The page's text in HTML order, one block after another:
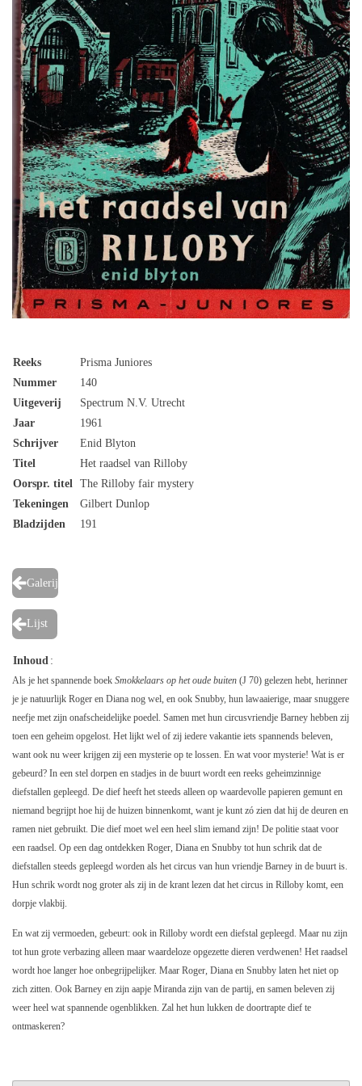
Reeks
Prisma Juniores
Nummer
140
Uitgeverij
Spectrum N.V. Utrecht
Jaar
1961
Schrijver
Enid Blyton
Titel
Het raadsel van Rilloby
Oorspr. titel The Rilloby fair mystery
Tekeningen
Gilbert Dunlop
Bladzijden
191
Galerij
Lijst
Inhoud :
Als je het spannende boek Smokkelaars op het oude buiten (J 70) gelezen hebt, herinner
je je natuurlijk Roger en Diana nog wel, en ook Snubby, hun lawaaierige, maar snuggere
neefje met zijn onafscheidelijke poedel. Samen met hun circusvriendje Barney hebben zij
toen een geheim opgelost. Het lijkt wel of zij iedere vakantie iets spannends beleven,
want ook nu weer krijgen zij een mysterie op te lossen. En wat voor mysterie! Wat is er
gebeurd? In een stel dorpen en stadjes in de buurt wordt een reeks geheimzinnige
diefstallen gepleegd. De dief heeft het steeds alleen op waardevolle papieren gemunt en
niemand begrijpt hoe hij de huizen binnenkomt, want je kunt zó zien dat hij de deuren en
ramen niet gebruikt. Die dief moet wel een heel slim iemand zijn! De politie staat voor
een raadsel. Op een dag ontdekken Roger, Diana en Snubby tot hun schrik dat de
diefstallen steeds gepleegd worden als het circus van hun vriendje Barney in de buurt is.
Hun schrik wordt nog groter als zij in de krant lezen dat het circus in Rilloby komt, een
dorpje vlakbij.
En wat zij vermoeden, gebeurt: ook in Rilloby wordt een diefstal gepleegd. Maar nu zijn
tot hun grote verbazing alleen maar waardeloze opgezette dieren verdwenen! Het raadsel
wordt hoe langer hoe onbegrijpelijker. Maar Roger, Diana en Snubby laten het niet op
zich zitten. Ook Barney en zijn aapje Miranda zijn van de partij, en samen beleven zij
weer heel wat spannende ogenblikken. Zal het hun lukken de doortrapte dief te
ontmaskeren?